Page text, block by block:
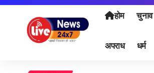
होम चुनाव
अपराध धर्म